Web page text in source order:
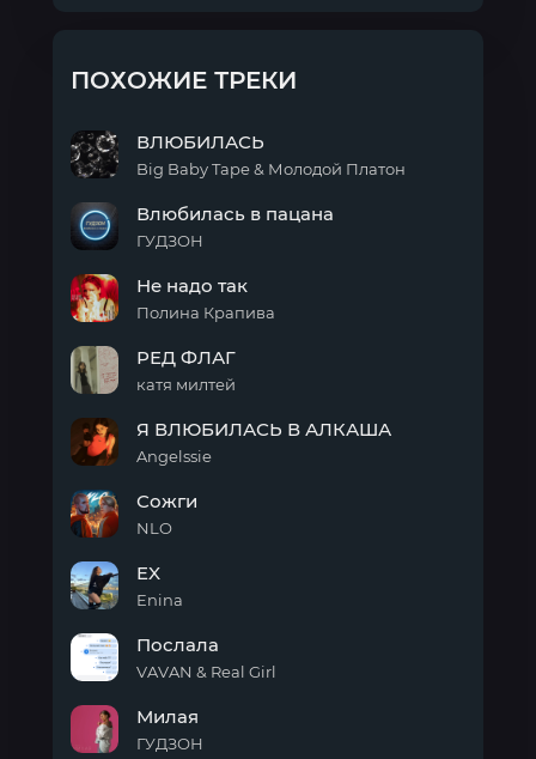
ПОХОЖИЕ ТРЕКИ
ВЛЮБИЛАСЬ
Big Baby Tape & Молодой Платон
в
пацана
Влюбилась в пацана
ГУДЗОН
надо
так
Не надо так
Полина Крапива
ФЛАГ
РЕД ФЛАГ
катя милтей
ВЛЮБИЛАСЬ
В
Я ВЛЮБИЛАСЬ В АЛКАША
Angelssie
Сожги
NLO
EX
Enina
Послала
VAVAN & Real Girl
Милая
ГУДЗОН